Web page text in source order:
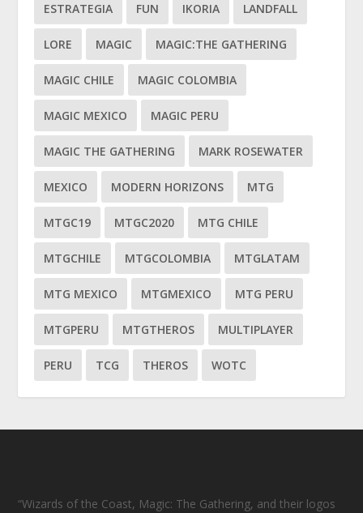
ESTRATEGIA FUN IKORIA LANDFALL
LORE MAGIC MAGIC:THE GATHERING
MAGIC CHILE MAGIC COLOMBIA
MAGIC MEXICO MAGIC PERU
MAGIC THE GATHERING MARK ROSEWATER
MEXICO MODERN HORIZONS MTG
MTGC19 MTGC2020 MTG CHILE
MTGCHILE MTGCOLOMBIA MTGLATAM
MTG MEXICO MTGMEXICO MTG PERU
MTGPERU MTGTHEROS MULTIPLAYER
PERU TCG THEROS WOTC
“Wizards of the Coast, Magic: The Gathering, and their logos